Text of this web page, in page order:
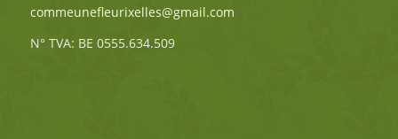
commeunefleurixelles@gmail.com
N° TVA: BE 0555.634.509